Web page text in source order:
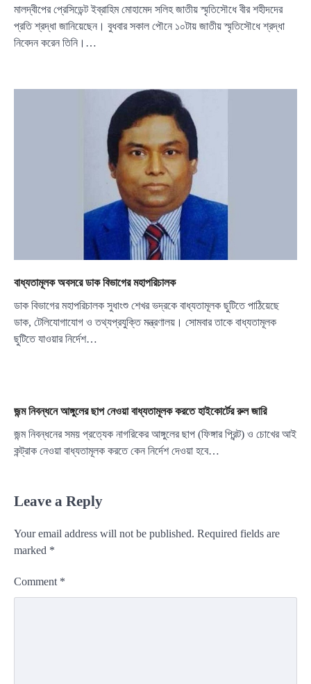
মালদ্বীপের প্রেসিডেন্ট ইব্রাহিম মোহামেদ সলিহ জাতীয় স্মৃতিসৌধে বীর শহীদদের
প্রতি শ্রদ্ধা জানিয়েছেন। বুধবার সকাল পৌনে ১০টায় জাতীয় স্মৃতিসৌধে শ্রদ্ধা
নিবেদন করেন তিনি।…
বাধ্যতামূলক অবসরে ডাক বিভাগের মহাপরিচালক
ডাক বিভাগের মহাপরিচালক সুধাংশু শেখর ভদ্রকে বাধ্যতামূলক ছুটিতে পাঠিয়েছে
ডাক, টেলিযোগাযোগ ও তথ্যপ্রযুক্তি মন্ত্রণালয়। সোমবার তাকে বাধ্যতামূলক
ছুটিতে যাওয়ার নির্দেশ…
জন্ম নিবন্ধনে আঙ্গুলের ছাপ নেওয়া বাধ্যতামূলক করতে হাইকোর্টের রুল জারি
জন্ম নিবন্ধনের সময় প্রত্যেক নাগরিকের আঙ্গুলের ছাপ (ফিঙ্গার প্রিন্ট) ও চোখের আই
কন্ট্রাক নেওয়া বাধ্যতামূলক করতে কেন নির্দেশ দেওয়া হবে…
Leave a Reply
Your email address will not be published. Required fields are
marked *
Comment *